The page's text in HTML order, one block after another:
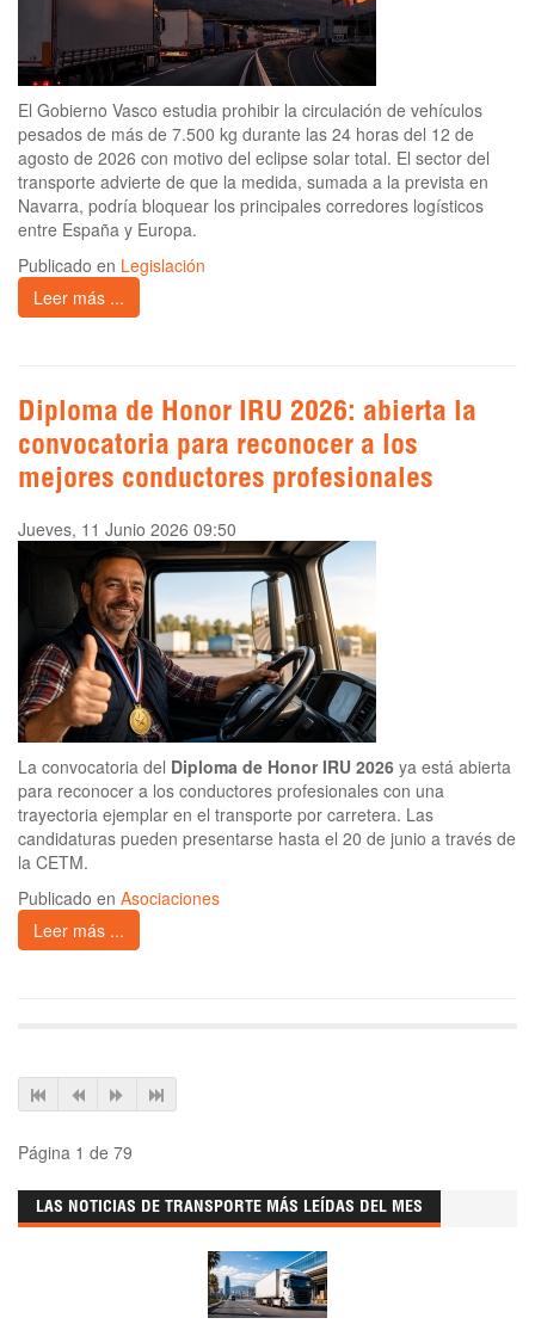
El Gobierno Vasco estudia prohibir la circulación de vehículos
pesados de más de 7.500 kg durante las 24 horas del 12 de
agosto de 2026 con motivo del eclipse solar total. El sector del
transporte advierte de que la medida, sumada a la prevista en
Navarra, podría bloquear los principales corredores logísticos
entre España y Europa.
Publicado en Legislación
Leer más ...
Diploma de Honor IRU 2026: abierta la
convocatoria para reconocer a los
mejores conductores profesionales
Jueves, 11 Junio 2026 09:50
La convocatoria del Diploma de Honor IRU 2026 ya está abierta
para reconocer a los conductores profesionales con una
trayectoria ejemplar en el transporte por carretera. Las
candidaturas pueden presentarse hasta el 20 de junio a través de
la CETM.
Publicado en Asociaciones
Leer más ...
Página 1 de 79
LAS NOTICIAS DE TRANSPORTE MÁS LEÍDAS DEL MES